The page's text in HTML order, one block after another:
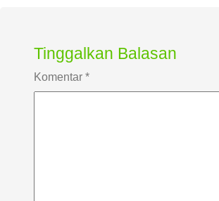
Tinggalkan Balasan
Komentar *